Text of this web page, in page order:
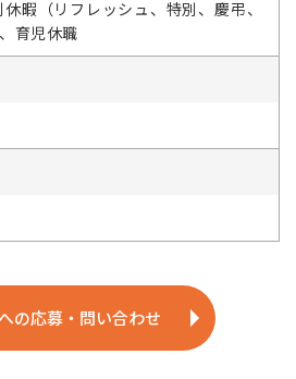
休暇（リフレッシュ、特別、慶弔、
育児休職
の応募・問い合わせ